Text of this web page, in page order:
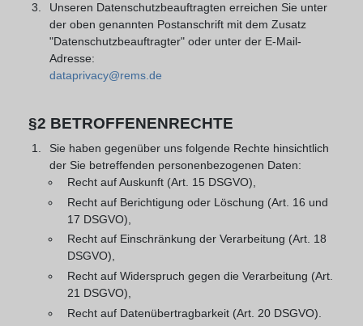
Unseren Datenschutzbeauftragten erreichen Sie unter
der oben genannten Postanschrift mit dem Zusatz
"Datenschutzbeauftragter" oder unter der E-Mail-
Adresse:
dataprivacy@rems.de
§2 BETROFFENENRECHTE
Sie haben gegenüber uns folgende Rechte hinsichtlich
der Sie betreffenden personenbezogenen Daten:
Recht auf Auskunft (Art. 15 DSGVO),
Recht auf Berichtigung oder Löschung (Art. 16 und
17 DSGVO),
Recht auf Einschränkung der Verarbeitung (Art. 18
DSGVO),
Recht auf Widerspruch gegen die Verarbeitung (Art.
21 DSGVO),
Recht auf Datenübertragbarkeit (Art. 20 DSGVO).